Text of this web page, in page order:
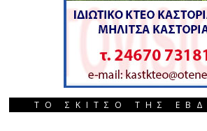
ΤΟ ΣΚΙΤΣΟ ΤΗΣ